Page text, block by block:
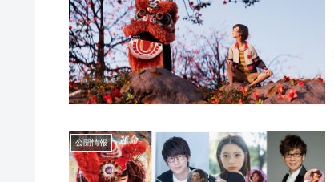
公開情報